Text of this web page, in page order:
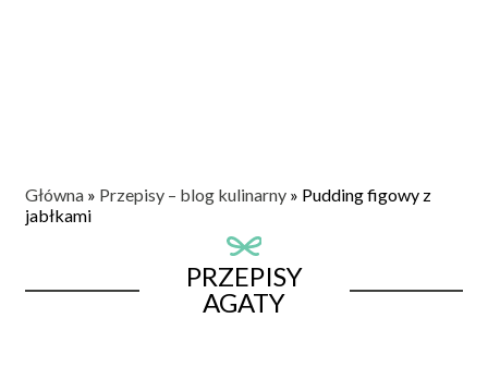
Główna » Przepisy – blog kulinarny » Pudding figowy z
jabłkami
PRZEPISY
AGATY